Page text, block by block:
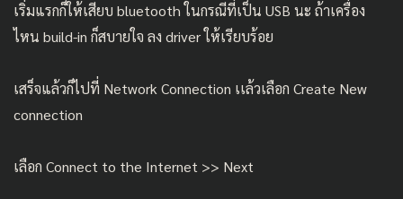
เริ่มแรกก็ให้เสียบ bluetooth ในกรณีที่เป็น USB นะ ถ้าเครื่อง
ไหน build-in ก็สบายใจ ลง driver ให้เรียบร้อย
เสร็จแล้วก็ไปที่ Network Connection เเล้วเลือก Create New
connection
เลือก Connect to the Internet >> Next